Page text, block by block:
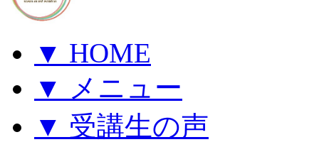
▼ HOME
▼ メニュー
▼ 受講生の声